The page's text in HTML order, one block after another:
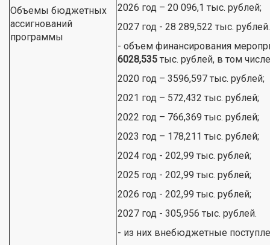
Объемы бюджетных
ассигнований
программы
2026 год – 20 096,1 тыс. рублей;
2027 год - 28 289,522 тыс. рублей.
- объем финансирования
6028,535 тыс. рублей, в том
2020 год – 3596,597 тыс. рублей;
2021 год – 572,432 тыс. рублей;
2022 год – 766,369 тыс. рублей;
2023 год – 178,211 тыс. рублей;
2024 год - 202,99 тыс. рублей;
2025 год - 202,99 тыс. рублей;
2026 год - 202,99 тыс. рублей;
2027 год - 305,956 тыс. рублей.
- из них внебюджетные